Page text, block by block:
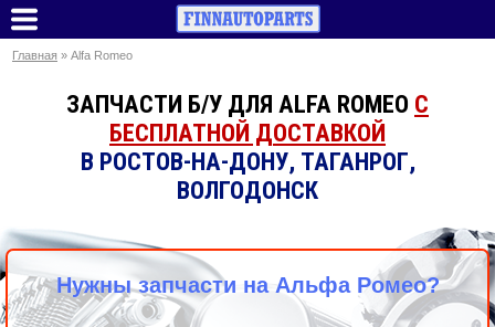
Главная » Alfa Romeo
ЗАПЧАСТИ Б/У ДЛЯ ALFA ROMEO С
БЕСПЛАТНОЙ ДОСТАВКОЙ
В РОСТОВ-НА-ДОНУ, ТАГАНРОГ,
ВОЛГОДОНСК
Нужны запчасти на Альфа Ромео?